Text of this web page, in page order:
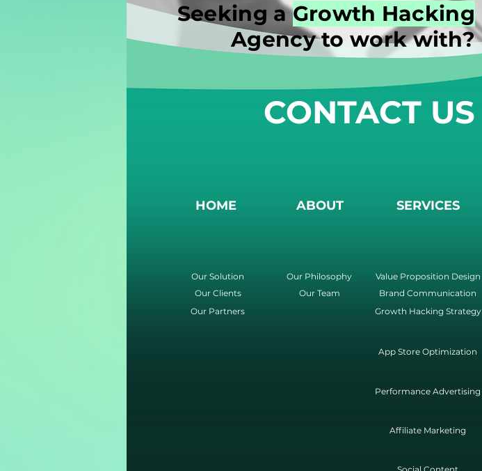
HOME ABOUT SERVICES
Our Solution
Our Clients
Our Partners
Our Philosophy
Value Proposition Design
Our Team
Brand Communication
Growth Hacking Strategy
App Store Optimization
Performance Advertising
Affiliate Marketing
Seeking aGrowth Hacking
Agency to work with?
CONTACT US